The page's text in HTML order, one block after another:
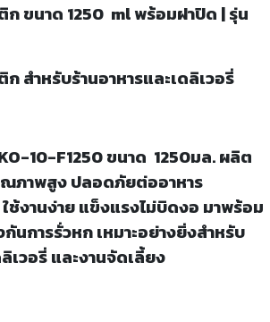
ก ขนาด 1250 ml พร้อมฝาปิด | รุ่น
สำหรับร้านอาหารและเดลิเวอรี่
10-F1250 ขนาด 1250มล. ผลิต
ภาพสูง ปลอดภัยต่ออาหาร
ใช้งานง่าย แข็งแรงไม่บิดงอ มาพร้อม
นการรั่วหก เหมาะอย่างยิ่งสำหรับ
เวอรี่ และงานจัดเลี้ยง